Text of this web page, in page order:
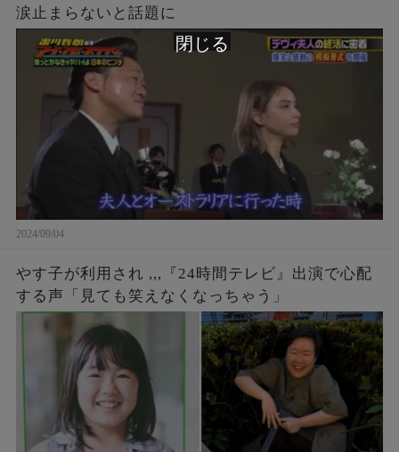
涙止まらないと話題に
2024/09/04
やす子が利用され ,,,『24時間テレビ』出演で心配
する声「見ても笑えなくなっちゃう」
閉じる